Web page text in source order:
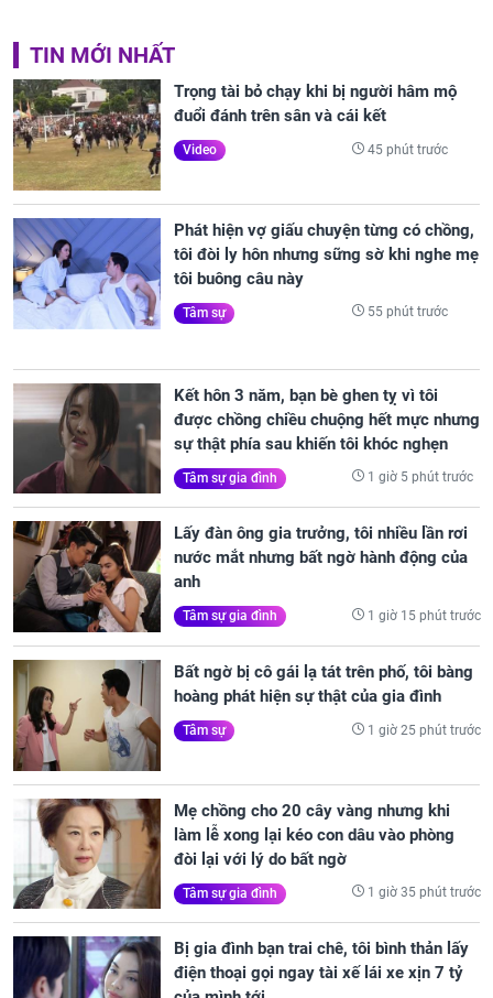
TIN MỚI NHẤT
Trọng tài bỏ chạy khi bị người hâm mộ
đuổi đánh trên sân và cái kết
Video 45 phút trước
Phát hiện vợ giấu chuyện từng có chồng,
tôi đòi ly hôn nhưng sững sờ khi nghe mẹ
tôi buông câu này
Tâm sự 55 phút trước
Kết hôn 3 năm, bạn bè ghen tỵ vì tôi
được chồng chiều chuộng hết mực nhưng
sự thật phía sau khiến tôi khóc nghẹn
Tâm sự gia đình 1 giờ 5 phút trước
Lấy đàn ông gia trưởng, tôi nhiều lần rơi
nước mắt nhưng bất ngờ hành động của
anh
Tâm sự gia đình 1 giờ 15 phút trước
Bất ngờ bị cô gái lạ tát trên phố, tôi bàng
hoàng phát hiện sự thật của gia đình
Tâm sự 1 giờ 25 phút trước
Mẹ chồng cho 20 cây vàng nhưng khi
làm lễ xong lại kéo con dâu vào phòng
đòi lại với lý do bất ngờ
Tâm sự gia đình 1 giờ 35 phút trước
Bị gia đình bạn trai chê, tôi bình thản lấy
điện thoại gọi ngay tài xế lái xe xịn 7 tỷ